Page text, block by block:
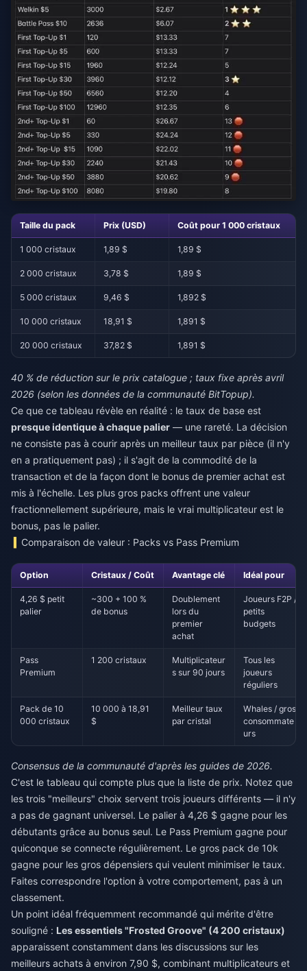
Taille du pack Prix (USD) Coût pour 1 000 cristaux
1 000 cristaux 1,89 $ 1,89 $
2 000 cristaux 3,78 $ 1,89 $
5 000 cristaux 9,46 $ 1,892 $
10 000 cristaux 18,91 $ 1,891 $
20 000 cristaux 37,82 $ 1,891 $
40 % de réduction sur le prix catalogue ; taux fixe après avril
2026 (selon les données de la communauté BitTopup).
Ce que ce tableau révèle en réalité : le taux de base est
presque identique à chaque palier — une rareté. La décision
ne consiste pas à courir après un meilleur taux par pièce (il n'y
en a pratiquement pas) ; il s'agit de la commodité de la
transaction et de la façon dont le bonus de premier achat est
mis à l'échelle. Les plus gros packs offrent une valeur
fractionnellement supérieure, mais le vrai multiplicateur est le
bonus, pas le palier.
Comparaison de valeur : Packs vs Pass Premium
Option Cristaux / Coût Avantage clé Idéal pour
4,26 $ petit
palier
~300 + 100 %
de bonus
Doublement
lors du
premier
achat
Joueurs F2P /
petits
budgets
Pass
Premium
1 200 cristaux
Multiplicateur
s sur 90 jours
Tous les
joueurs
réguliers
Pack de 10
000 cristaux
10 000 à 18,91
$
Meilleur taux
par cristal
Whales / gros
consommate
urs
Consensus de la communauté d'après les guides de 2026.
C'est le tableau qui compte plus que la liste de prix. Notez que
les trois "meilleurs" choix servent trois joueurs différents — il n'y
a pas de gagnant universel. Le palier à 4,26 $ gagne pour les
débutants grâce au bonus seul. Le Pass Premium gagne pour
quiconque se connecte régulièrement. Le gros pack de 10k
gagne pour les gros dépensiers qui veulent minimiser le taux.
Faites correspondre l'option à votre comportement, pas à un
classement.
Un point idéal fréquemment recommandé qui mérite d'être
souligné : Les essentiels "Frosted Groove" (4 200 cristaux)
apparaissent constamment dans les discussions sur les
meilleurs achats à environ 7,90 $, combinant multiplicateurs et